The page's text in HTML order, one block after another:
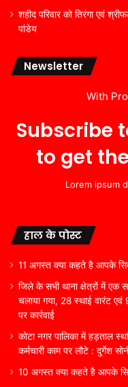
शहीद परिवार को तिरंगा एवं
पांडेय
Newsletter
With
Subscribe
to get
Lorem ipsum
हाल के पोस्ट
11 अगस्त क्या कहते है आपके
जिले के सभी थाना क्षेत्रों में एक
चलाया गया, 28 स्थाई वारंट एवं
पर कार्रवाई
कोटा नगर पालिका में हड़ताल
कर्मचारी काम पर लौटे : दुर्गेश
10 अगस्त क्या कहते है आपके